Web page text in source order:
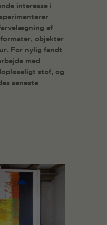
interesse i
af
objekter
For nylig fandt
med
stof, og
seneste